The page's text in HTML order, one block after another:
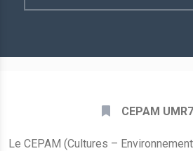
E-
CEPAM
Le CEPAM (Cultures –